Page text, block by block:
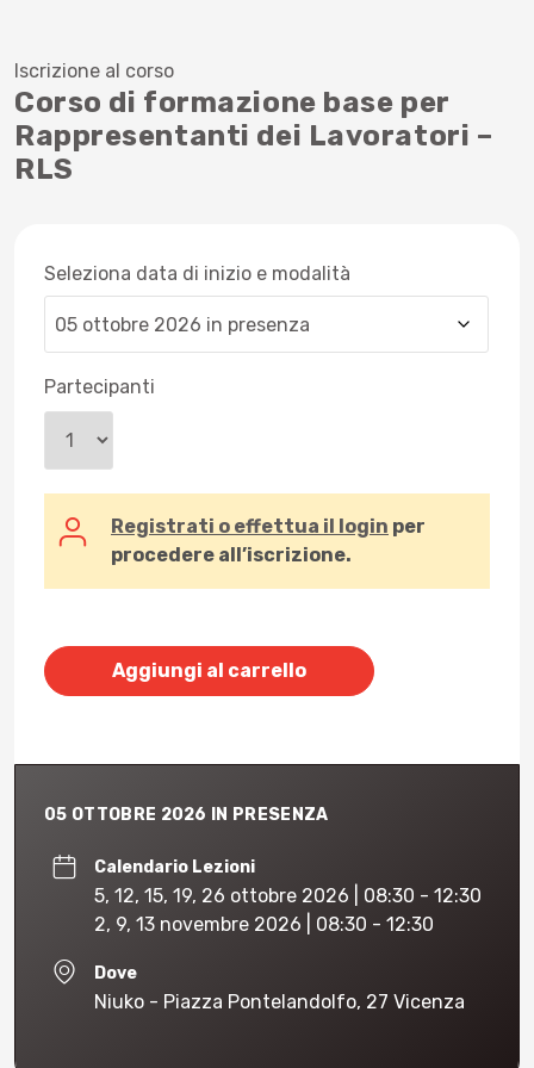
Iscrizione al corso
Corso di formazione base per
Rappresentanti dei Lavoratori –
RLS
Seleziona data di inizio e modalità
Partecipanti
Registrati o effettua il login per
procedere all’iscrizione.
Aggiungi al carrello
05 OTTOBRE 2026 IN PRESENZA
Calendario Lezioni
5, 12, 15, 19, 26 ottobre 2026 | 08:30 - 12:30
2, 9, 13 novembre 2026 | 08:30 - 12:30
Dove
Niuko - Piazza Pontelandolfo, 27 Vicenza